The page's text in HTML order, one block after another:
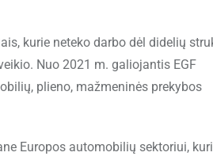
kurie neteko darbo dėl didelių
Nuo 2021 m. galiojantis EGF
plieno, mažmeninės prekybos
Europos automobilių sektoriui,